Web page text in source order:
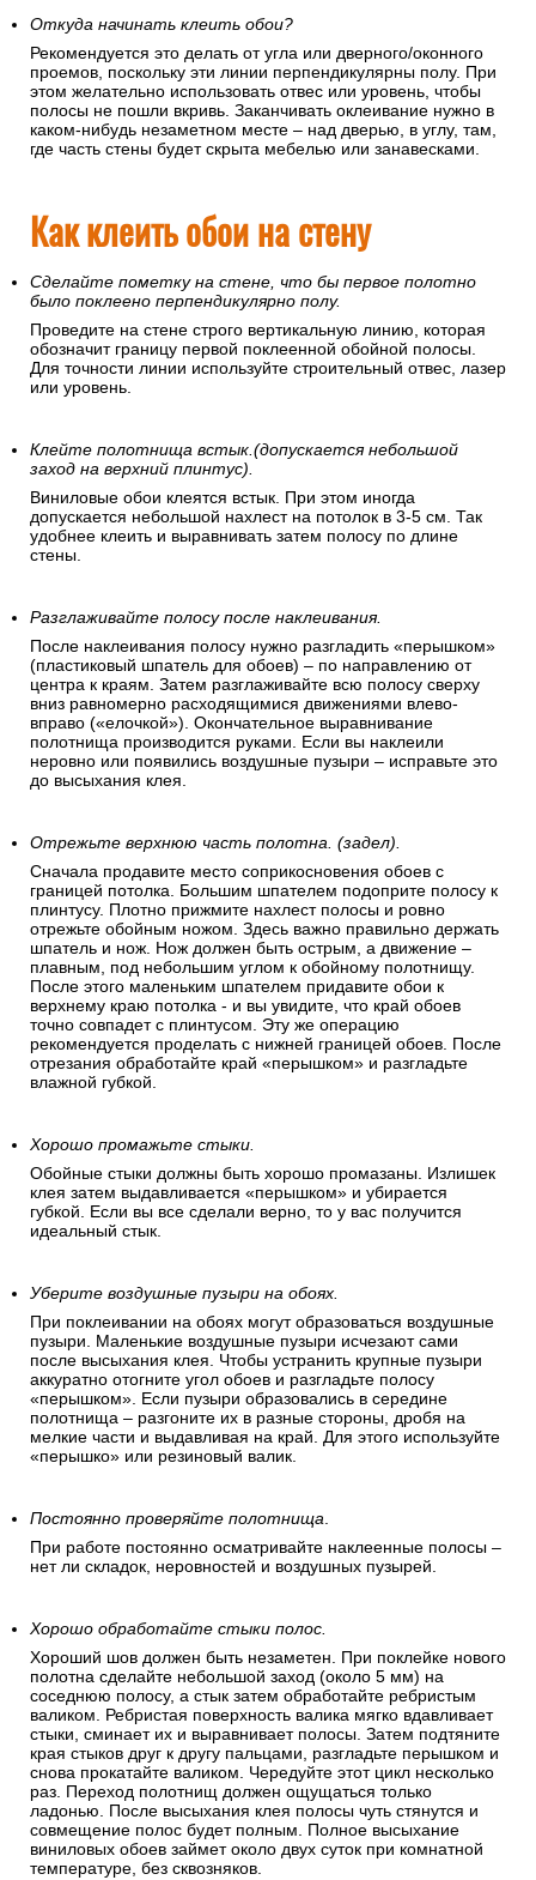
Откуда начинать клеить обои?
Рекомендуется это делать от угла или дверного/оконного
проемов, поскольку эти линии перпендикулярны полу. При
этом желательно использовать отвес или уровень, чтобы
полосы не пошли вкривь. Заканчивать оклеивание нужно в
каком-нибудь незаметном месте – над дверью, в углу, там,
где часть стены будет скрыта мебелью или занавесками.
Как клеить обои на стену
Сделайте пометку на стене, что бы первое полотно
было поклеено перпендикулярно полу.
Проведите на стене строго вертикальную линию, которая
обозначит границу первой поклеенной обойной полосы.
Для точности линии используйте строительный отвес, лазер
или уровень.
Клейте полотнища встык.(допускается небольшой
заход на верхний плинтус).
Виниловые обои клеятся встык. При этом иногда
допускается небольшой нахлест на потолок в 3-5 см. Так
удобнее клеить и выравнивать затем полосу по длине
стены.
Разглаживайте полосу после наклеивания.
После наклеивания полосу нужно разгладить «перышком»
(пластиковый шпатель для обоев) – по направлению от
центра к краям. Затем разглаживайте всю полосу сверху
вниз равномерно расходящимися движениями влево-
вправо («елочкой»). Окончательное выравнивание
полотнища производится руками. Если вы наклеили
неровно или появились воздушные пузыри – исправьте это
до высыхания клея.
Отрежьте верхнюю часть полотна. (задел).
Сначала продавите место соприкосновения обоев с
границей потолка. Большим шпателем подоприте полосу к
плинтусу. Плотно прижмите нахлест полосы и ровно
отрежьте обойным ножом. Здесь важно правильно держать
шпатель и нож. Нож должен быть острым, а движение –
плавным, под небольшим углом к обойному полотнищу.
После этого маленьким шпателем придавите обои к
верхнему краю потолка - и вы увидите, что край обоев
точно совпадет с плинтусом. Эту же операцию
рекомендуется проделать с нижней границей обоев. После
отрезания обработайте край «перышком» и разгладьте
влажной губкой.
Хорошо промажьте стыки.
Обойные стыки должны быть хорошо промазаны. Излишек
клея затем выдавливается «перышком» и убирается
губкой. Если вы все сделали верно, то у вас получится
идеальный стык.
Уберите воздушные пузыри на обоях.
При поклеивании на обоях могут образоваться воздушные
пузыри. Маленькие воздушные пузыри исчезают сами
после высыхания клея. Чтобы устранить крупные пузыри
аккуратно отогните угол обоев и разгладьте полосу
«перышком». Если пузыри образовались в середине
полотнища – разгоните их в разные стороны, дробя на
мелкие части и выдавливая на край. Для этого используйте
«перышко» или резиновый валик.
Постоянно проверяйте полотнища.
При работе постоянно осматривайте наклеенные полосы –
нет ли складок, неровностей и воздушных пузырей.
Хорошо обработайте стыки полос.
Хороший шов должен быть незаметен. При поклейке нового
полотна сделайте небольшой заход (около 5 мм) на
соседнюю полосу, а стык затем обработайте ребристым
валиком. Ребристая поверхность валика мягко вдавливает
стыки, сминает их и выравнивает полосы. Затем подтяните
края стыков друг к другу пальцами, разгладьте перышком и
снова прокатайте валиком. Чередуйте этот цикл несколько
раз. Переход полотнищ должен ощущаться только
ладонью. После высыхания клея полосы чуть стянутся и
совмещение полос будет полным. Полное высыхание
виниловых обоев займет около двух суток при комнатной
температуре, без сквозняков.